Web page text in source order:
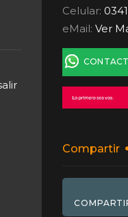
Celular:
eMail:Ver
Compartir